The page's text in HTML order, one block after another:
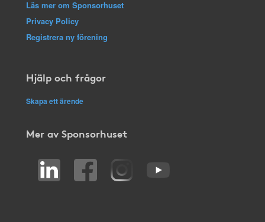
Läs mer om Sponsorhuset
Privacy Policy
Registrera ny förening
Hjälp och frågor
Skapa ett ärende
Mer av Sponsorhuset